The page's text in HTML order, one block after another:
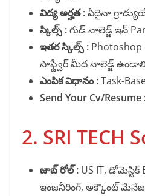
విద్య అర్హత :ఏదైనా
స్కిల్స్ :గుడ్ నాలెడ్జ్ ఇన్
ఇతర స్కిల్స్ :
సాఫ్ట్వేర్ మీద నాలెడ్జ్
ఎంపిక విధానం :Task-
Send Your Cv/Resume
2. SRI TECH
జాబ్ రోల్ : US IT, డోమెస్టిక్
ఇంజనీరింగ్, అక్కౌంట్